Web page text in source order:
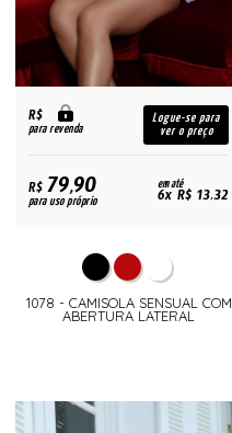
R$
para revenda
Logue-se para
ver o preço
R$79,90
para uso próprio
em até
6x R$ 13,32
1078 - CAMISOLA SENSUAL COM
ABERTURA LATERAL